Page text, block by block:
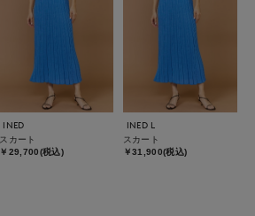
INED
スカート
￥29,700(税込)
INED L
スカート
￥31,900(税込)